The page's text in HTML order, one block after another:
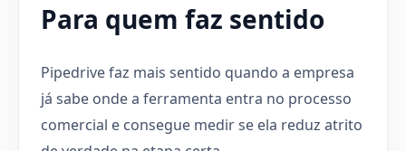
Para quem faz sentido
Pipedrive faz mais sentido quando a empresa
já sabe onde a ferramenta entra no processo
comercial e consegue medir se ela reduz atrito